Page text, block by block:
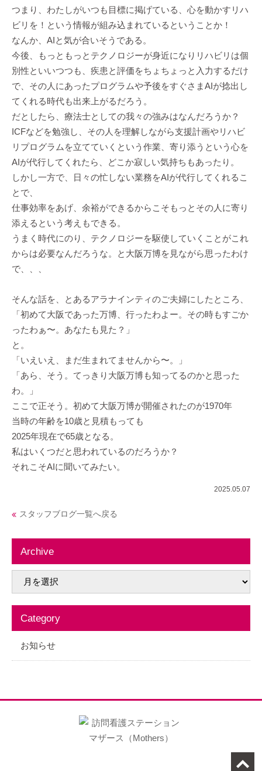
つまり、わたしがいつも目標に掲げている、心を動かすリハ
ビリを！という情報が組み込まれているということか！
なんか、AIと気が合いそうである。
今後、もっともっとテクノロジーが身近になりリハビリは個
別性といいつつも、疾患と評価をちょちょっと入力するだけ
で、その人にあったプログラムや予後をすぐさまAIが捻出し
てくれる時代も出来上がるだろう。
だとしたら、療法士としての我々の強みはなんだろうか？
ICFなどを勉強し、その人を理解しながら支援計画やリハビ
リプログラムを立てていくという作業、寄り添うという心を
AIが代行してくれたら、どこか寂しい気持ちもあったり。
しかし一方で、日々の忙しない業務をAIが代行してくれるこ
とで、
仕事効率をあげ、余裕ができるからこそもっとその人に寄り
添えるという考えもできる。
うまく時代にのり、テクノロジーを駆使していくことがこれ
からは必要なんだろうな。と大阪万博を見ながら思ったわけ
で、、、
そんな話を、とあるアラナインティのご夫婦にしたところ、
「初めて大阪であった万博、行ったわよー。その時もすごか
ったわぁ〜。あなたも見た？」
と。
「いえいえ、まだ生まれてませんから〜。」
「あら、そう。てっきり大阪万博も知ってるのかと思った
わ。」
ここで正そう。初めて大阪万博が開催されたのが1970年
当時の年齢を10歳と見積もっても
2025年現在で65歳となる。
私はいくつだと思われているのだろうか？
それこそAIに聞いてみたい。
2025.05.07
スタッフブログ一覧へ戻る
Archive
Category
お知らせ